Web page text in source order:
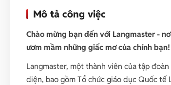
Mô tả công việc
Chào mừng bạn đến với Langmaster -
ươm mầm những giấc mơ của chính bạn!
Langmaster, một thành viên của tập
diện, bao gồm Tổ chức giáo dục Quốc tế